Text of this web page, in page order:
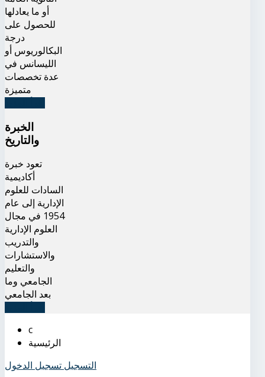
أو ما يعادلها
للحصول على
درجة
البكالوريوس أو
الليسانس في
عدة تخصصات
متميزة
الخبرة
والتاريخ
تعود خبرة
أكاديمية
السادات للعلوم
الإدارية إلى عام
1954 في مجال
العلوم الإدارية
والتدريب
والاستشارات
والتعليم
الجامعي وما
بعد الجامعي
الرئيسية
التسجيل تسجيل الدخول